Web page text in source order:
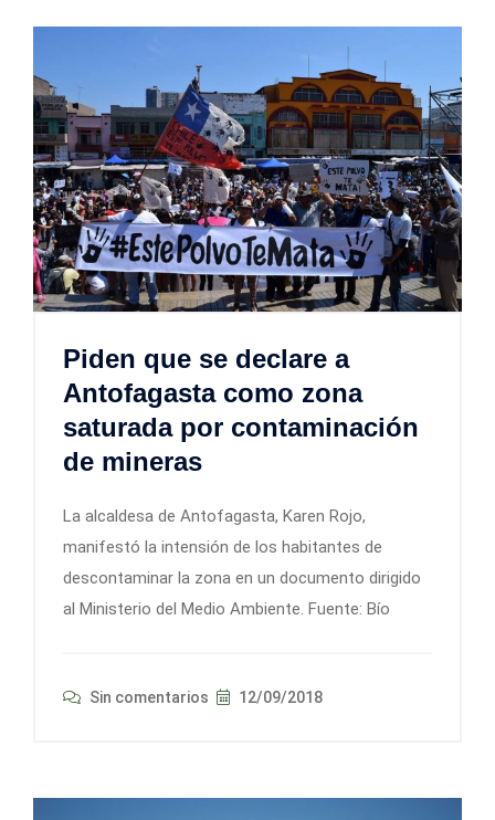
Piden que se declare a
Antofagasta como zona
saturada por contaminación
de mineras
La alcaldesa de Antofagasta, Karen Rojo,
manifestó la intensión de los habitantes de
descontaminar la zona en un documento dirigido
al Ministerio del Medio Ambiente. Fuente: Bío
Sin comentarios 12/09/2018